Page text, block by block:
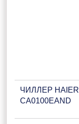
ЧИЛЛЕР HAIER
CA0100EAND